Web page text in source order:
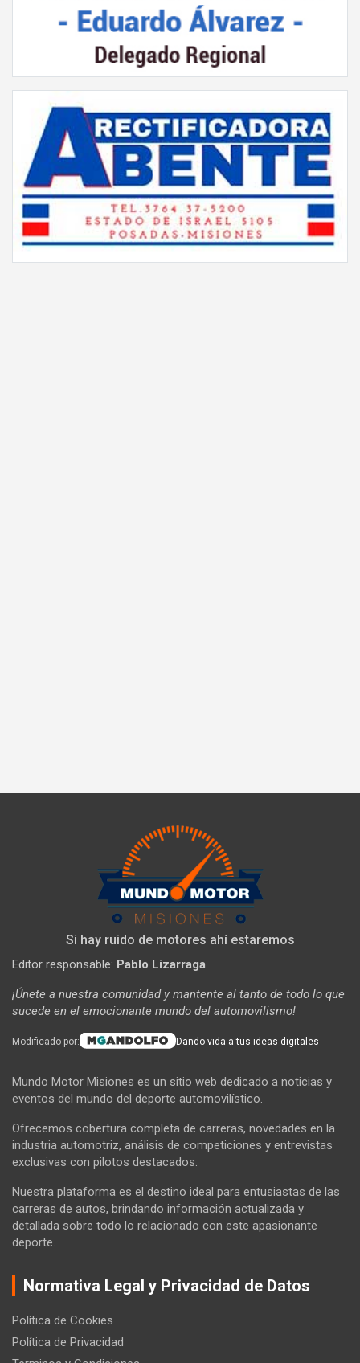
Si hay ruido de motores ahí estaremos
Editor responsable: Pablo Lizarraga
¡Únete a nuestra comunidad y mantente al tanto de todo lo que
sucede en el emocionante mundo del automovilismo!
Modificado por: Dando vida a tus ideas digitales
Mundo Motor Misiones es un sitio web dedicado a noticias y
eventos del mundo del deporte automovilístico.
Ofrecemos cobertura completa de carreras, novedades en la
industria automotriz, análisis de competiciones y entrevistas
exclusivas con pilotos destacados.
Nuestra plataforma es el destino ideal para entusiastas de las
carreras de autos, brindando información actualizada y
detallada sobre todo lo relacionado con este apasionante
deporte.
Normativa Legal y Privacidad de Datos
Política de Cookies
Política de Privacidad